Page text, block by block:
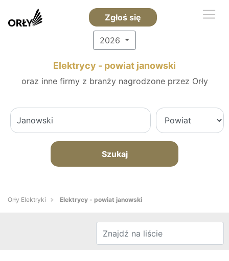
Zgłoś się
2026
Elektrycy - powiat janowski
oraz inne firmy z branży nagrodzone przez Orły
Szukaj
Orły Elektryki Elektrycy - powiat janowski